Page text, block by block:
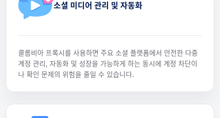
소셜 미디어 관리 및 자동화
콜롬비아 프록시를 사용하면 주요 소셜 플랫폼에서 안전한 다중
계정 관리, 자동화 및 성장을 가능하게 하는 동시에 계정 차단이
나 확인 문제의 위험을 줄일 수 있습니다.